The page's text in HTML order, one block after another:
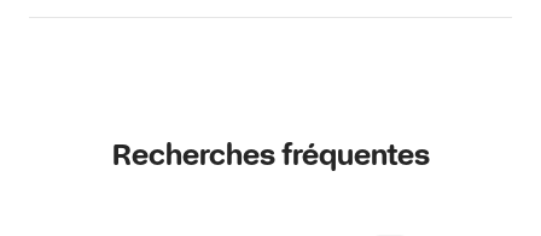
Recherches fréquentes